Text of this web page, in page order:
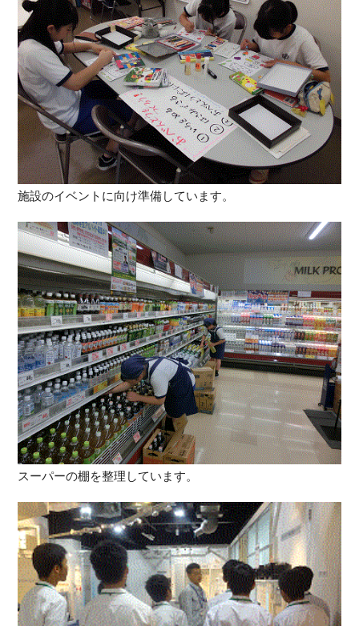
施設のイベントに向け準備しています。
スーパーの棚を整理しています。